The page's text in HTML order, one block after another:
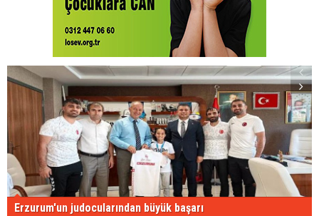
Erzurum'un judocularından büyük başarı